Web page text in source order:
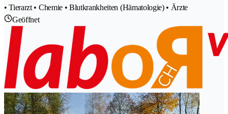
• Tierarzt • Chemie • Blutkrankheiten (Hämatologie) • Ärzte
Geöffnet